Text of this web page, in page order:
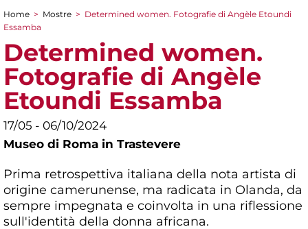
Tu sei qui
Home > Mostre > Determined women. Fotografie di Angèle Etoundi
Essamba
Determined women.
Fotografie di Angèle
Etoundi Essamba
17/05 - 06/10/2024
Museo di Roma in Trastevere
Prima retrospettiva italiana della nota artista di
origine camerunense, ma radicata in Olanda, da
sempre impegnata e coinvolta in una riflessione
sull'identità della donna africana.